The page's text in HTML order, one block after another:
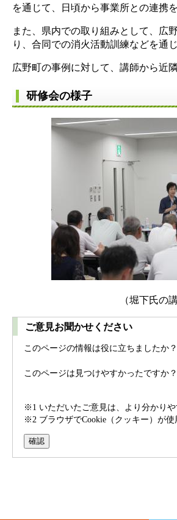
を通じて、日頃から事業所との連携
また、県内での取り組みとして、広
り、合同での消火活動訓練などを通
広野町の事例に対して、講師から近
研修会の様子
（堀下氏の講義
ご意見お聞かせください
このページの情報は役に立ちましたか？
このページは見つけやすかったですか？
※1 いただいたご意見は、より分かり
※2 ブラウザでCookie（クッキー）が